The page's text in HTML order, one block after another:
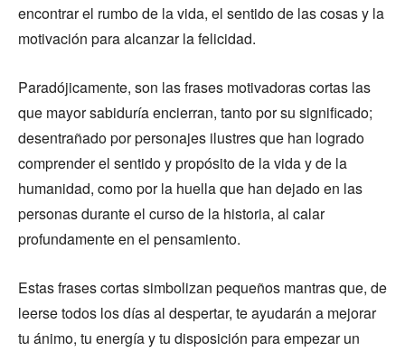
encontrar el rumbo de la vida, el sentido de las cosas y la
motivación para alcanzar la felicidad.
Paradójicamente, son las frases motivadoras cortas las
que mayor sabiduría encierran, tanto por su significado;
desentrañado por personajes ilustres que han logrado
comprender el sentido y propósito de la vida y de la
humanidad, como por la huella que han dejado en las
personas durante el curso de la historia, al calar
profundamente en el pensamiento.
Estas frases cortas simbolizan pequeños mantras que, de
leerse todos los días al despertar, te ayudarán a mejorar
tu ánimo, tu energía y tu disposición para empezar un